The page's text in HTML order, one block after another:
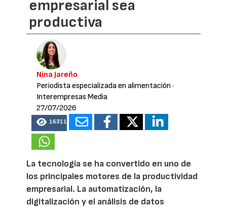
empresarial sea
productiva
Nina Jareño
Periodista especializada en alimentación ·
Interempresas Media
27/07/2026
16311
La tecnología se ha convertido en uno de
los principales motores de la productividad
empresarial. La automatización, la
digitalización y el análisis de datos